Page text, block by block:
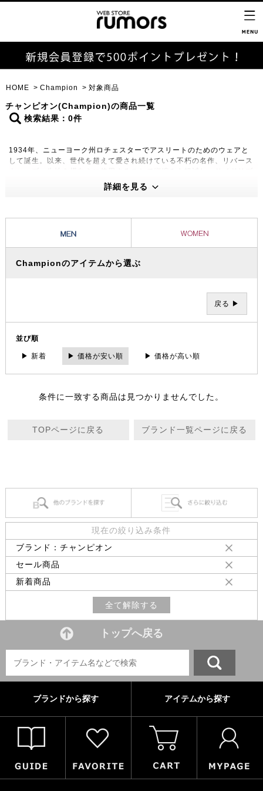
HOME Champion 対象商品
チャンピオン(Champion)の商品一覧
検索結果：0件
1934年、ニューヨーク州ロチェスターでアスリートのためのウェアと
して誕生。以来、世代を超えて愛され続けている不朽の名作、リバース
が横縮み防止と動きやすさを実現。著名ブランドとのスペシャルなコラ
ボレートアイテムをリリースするなど、今もなお幅広い層に支持を受け
詳細を見る
Championのアイテムから選ぶ
戻る ▶
並び順
▶ 新着 ▶ 価格が安い順 ▶ 価格が高い順
条件に一致する商品は見つかりませんでした。
TOPページに戻る ブランド一覧ページに戻る
現在の絞り込み条件
ブランド：チャンピオン
セール商品
新着商品
全て解除する
トップへ戻る
ブランドから探す アイテムから探す